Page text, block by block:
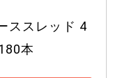
ススレッド 4
本